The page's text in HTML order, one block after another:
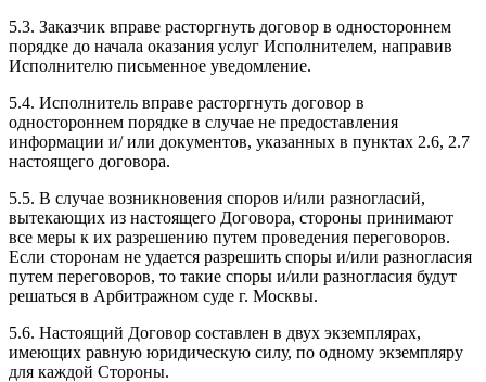
5.3. Заказчик вправе расторгнуть договор в одностороннем
порядке до начала оказания услуг Исполнителем, направив
Исполнителю письменное уведомление.
5.4. Исполнитель вправе расторгнуть договор в
одностороннем порядке в случае не предоставления
информации и/ или документов, указанных в пунктах 2.6, 2.7
настоящего договора.
5.5. В случае возникновения споров и/или разногласий,
вытекающих из настоящего Договора, стороны принимают
все меры к их разрешению путем проведения переговоров.
Если сторонам не удается разрешить споры и/или разногласия
путем переговоров, то такие споры и/или разногласия будут
решаться в Арбитражном суде г. Москвы.
5.6. Настоящий Договор составлен в двух экземплярах,
имеющих равную юридическую силу, по одному экземпляру
для каждой Стороны.